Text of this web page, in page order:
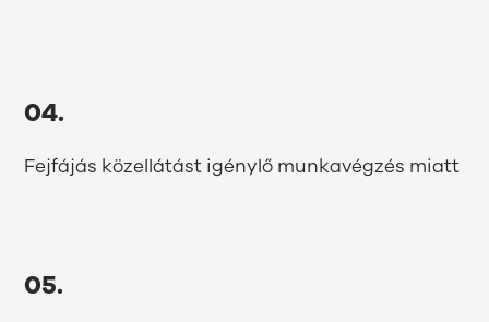
04.
Fejfájás közellátást igénylő munkavégzés miatt
05.